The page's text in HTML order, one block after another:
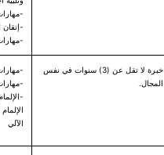
-
-إتقان
-
خبرة لا تقل عن (3) سنوات في نفس
المجال.
-
-
-
الآلي